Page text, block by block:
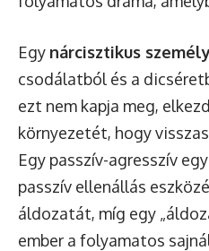
Egy nárcisztikus
csodálatból és a
ezt nem kapja meg,
környezetét, hogy
Egy passzív-agresszív
passzív ellenállás
áldozatát, míg egy
ember a folyamatos